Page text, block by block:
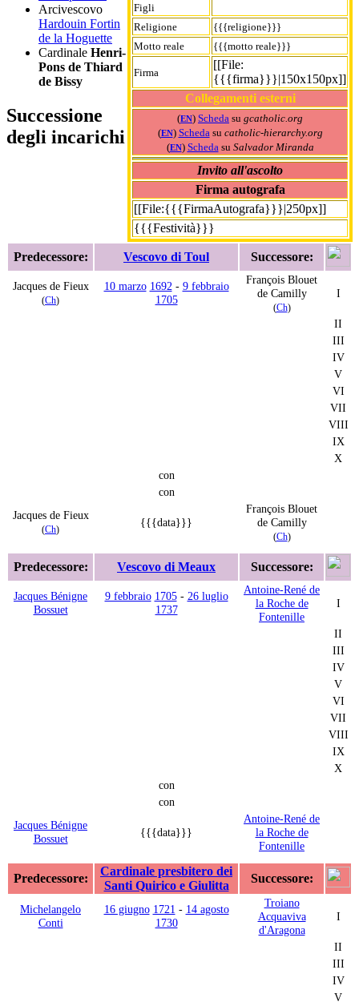
Figli
Religione
{{{religione}}}
Motto reale
{{{motto reale}}}
Firma
[[File:
{{{firma}}}|150x150px]]
Collegamenti esterni
(EN) Scheda su gcatholic.org
(EN) Scheda su catholic-hierarchy.org
(EN) Scheda su Salvador Miranda
Invito all'ascolto
Firma autografa
[[File:{{{FirmaAutografa}}}|250px]]
{{{Festività}}}
Arcivescovo
Hardouin Fortin
de la Hoguette
Cardinale Henri-
Pons de Thiard
de Bissy
Successione
degli incarichi
Predecessore: Vescovo di Toul Successore:
Jacques de Fieux
(Ch)
10 marzo 1692 - 9 febbraio
1705
François Blouet
de Camilly
(Ch)
I
II
III
IV
V
VI
VII
VIII
IX
X
con
con
Jacques de Fieux
(Ch)
{{{data}}}
François Blouet
de Camilly
(Ch)
Predecessore: Vescovo di Meaux Successore:
Jacques Bénigne
Bossuet
9 febbraio 1705- 26 luglio
1737
Antoine-René de
la Roche de
Fontenille
I
II
III
IV
V
VI
VII
VIII
IX
X
con
con
Jacques Bénigne
Bossuet
{{{data}}}
Antoine-René de
la Roche de
Fontenille
Predecessore:
Cardinale presbitero dei
Santi Quirico e Giulitta
Successore:
Michelangelo
Conti
16 giugno 1721 - 14 agosto
1730
Troiano
Acquaviva
d'Aragona
I
II
III
IV
V